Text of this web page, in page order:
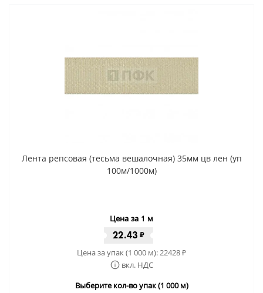
Лента репсовая (тесьма вешалочная) 35мм цв лен (уп
100м/1000м)
Цена за 1 м
22.43 ₽
Цена за упак (1 000 м):22428₽
вкл. НДС
Выберите кол-во упак (1 000 м)